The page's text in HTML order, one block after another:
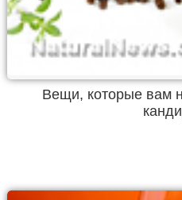
Вещи, которые вам